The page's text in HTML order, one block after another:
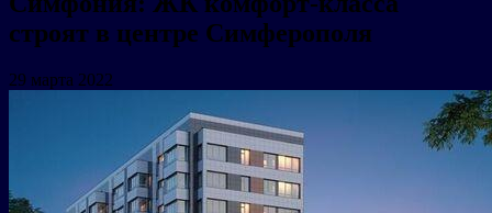
строят в центре Симферополя
29 марта 2022